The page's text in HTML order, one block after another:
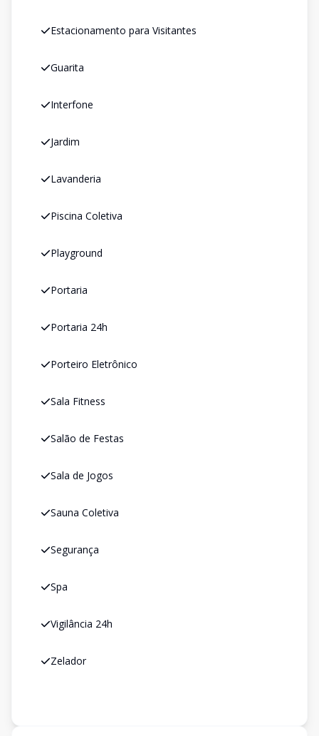
Estacionamento para Visitantes
Guarita
Interfone
Jardim
Lavanderia
Piscina Coletiva
Playground
Portaria
Portaria 24h
Porteiro Eletrônico
Sala Fitness
Salão de Festas
Sala de Jogos
Sauna Coletiva
Segurança
Spa
Vigilância 24h
Zelador